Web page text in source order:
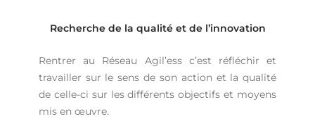
Recherche de la qualité et de l’innovation
Rentrer au Réseau Agil’ess c’est réfléchir et
travailler sur le sens de son action et la qualité
de celle-ci sur les différents objectifs et moyens
mis en œuvre.